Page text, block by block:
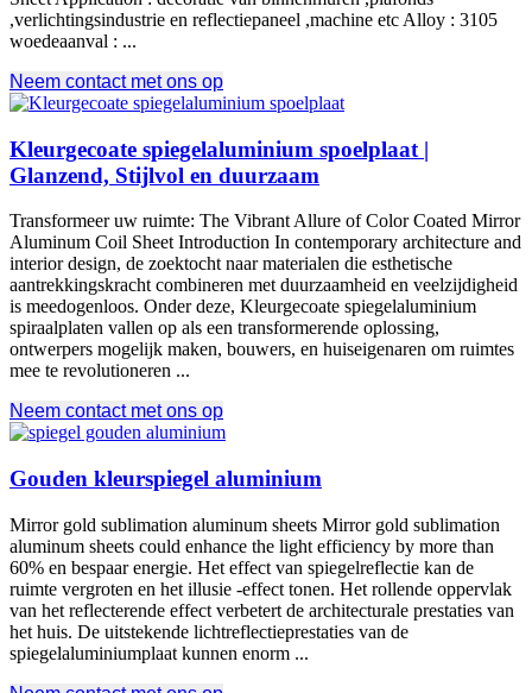
,verlichtingsindustrie en reflectiepaneel ,machine etc Alloy : 3105
woedeaanval : ...
Neem contact met ons op
Kleurgecoate spiegelaluminium spoelplaat |
Glanzend, Stijlvol en duurzaam
Transformeer uw ruimte: The Vibrant Allure of Color Coated Mirror
Aluminum Coil Sheet Introduction In contemporary architecture and
interior design, de zoektocht naar materialen die esthetische
aantrekkingskracht combineren met duurzaamheid en veelzijdigheid
is meedogenloos. Onder deze, Kleurgecoate spiegelaluminium
spiraalplaten vallen op als een transformerende oplossing,
ontwerpers mogelijk maken, bouwers, en huiseigenaren om ruimtes
mee te revolutioneren ...
Neem contact met ons op
Gouden kleurspiegel aluminium
Mirror gold sublimation aluminum sheets Mirror gold sublimation
aluminum sheets could enhance the light efficiency by more than
60% en bespaar energie. Het effect van spiegelreflectie kan de
ruimte vergroten en het illusie -effect tonen. Het rollende oppervlak
van het reflecterende effect verbetert de architecturale prestaties van
het huis. De uitstekende lichtreflectieprestaties van de
spiegelaluminiumplaat kunnen enorm ...